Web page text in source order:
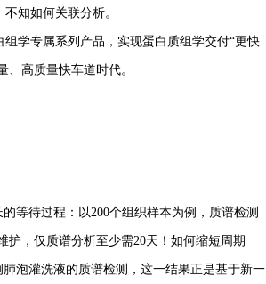
知如何关联分析。
学专属系列产品，实现蛋白质组学交付“更快
高质量快车道时代。
等待过程：以200个组织样本为例，质谱检测
护，仅质谱分析至少需20天！如何缩短周期
泡灌洗液的质谱检测，这一结果正是基于新一